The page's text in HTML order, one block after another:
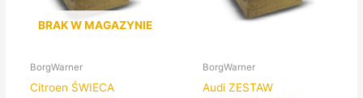
BRAK W MAGAZYNIE
BorgWarner
Citroen ŚWIECA
BorgWarner
Audi ZESTAW